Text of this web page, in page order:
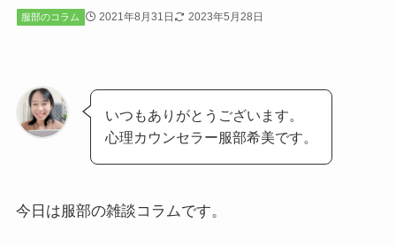
服部のコラム 2021年8月31日 2023年5月28日
いつもありがとうございます。
心理カウンセラー服部希美です。
今日は服部の雑談コラムです。